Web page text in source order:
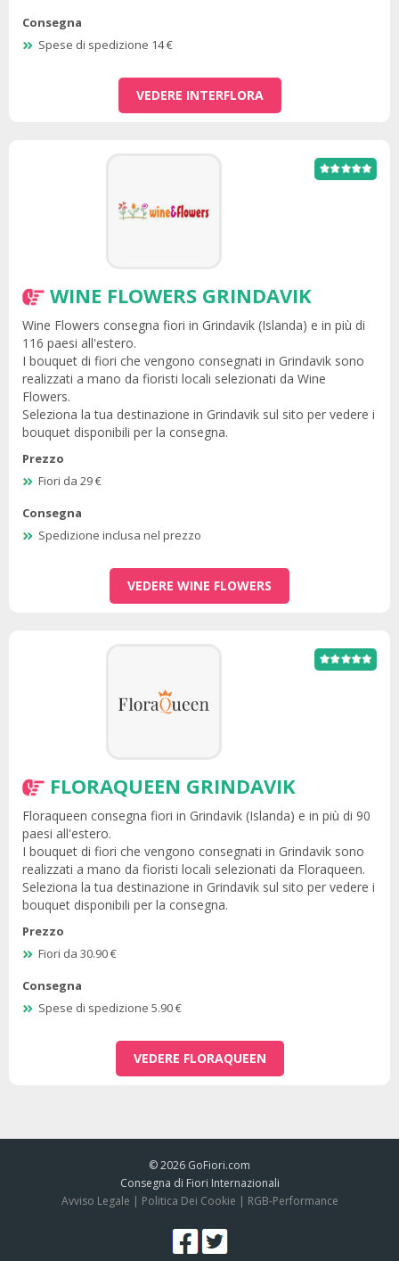
Consegna
Spese di spedizione 14 €
VEDERE INTERFLORA
WINE FLOWERS GRINDAVIK
Wine Flowers consegna fiori in Grindavik (Islanda) e in più di
116 paesi all'estero.
I bouquet di fiori che vengono consegnati in Grindavik sono
realizzati a mano da fioristi locali selezionati da Wine
Flowers.
Seleziona la tua destinazione in Grindavik sul sito per vedere i
bouquet disponibili per la consegna.
Prezzo
Fiori da 29 €
Consegna
Spedizione inclusa nel prezzo
VEDERE WINE FLOWERS
FLORAQUEEN GRINDAVIK
Floraqueen consegna fiori in Grindavik (Islanda) e in più di 90
paesi all'estero.
I bouquet di fiori che vengono consegnati in Grindavik sono
realizzati a mano da fioristi locali selezionati da Floraqueen.
Seleziona la tua destinazione in Grindavik sul sito per vedere i
bouquet disponibili per la consegna.
Prezzo
Fiori da 30.90 €
Consegna
Spese di spedizione 5.90 €
VEDERE FLORAQUEEN
© 2026 GoFiori.com
Consegna di Fiori Internazionali
Avviso Legale | Politica Dei Cookie | RGB-Performance